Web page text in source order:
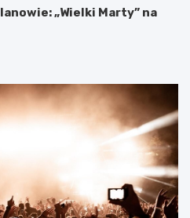
„Wielki Marty” na